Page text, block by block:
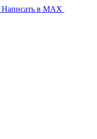
Написать в MAX